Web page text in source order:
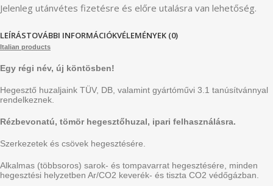
Jelenleg utánvétes fizetésre és előre utalásra van lehetőség.
LEÍRÁSTOVÁBBI INFORMÁCIÓKVÉLEMÉNYEK (0)
Italian products
Egy régi név, új köntösben!
Hegesztő huzaljaink TÜV, DB, valamint gyártóművi 3.1 tanúsítvánnyal
rendelkeznek.
Rézbevonatú, tömör hegesztőhuzal, ipari felhasználásra.
Szerkezetek és csövek hegesztésére.
Alkalmas (többsoros) sarok- és tompavarrat hegesztésére, minden
hegesztési helyzetben Ar/CO2 keverék- és tiszta CO2 védőgázban.